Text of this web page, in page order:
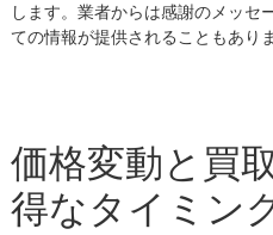
します。業者からは感謝のメッセ
ての情報が提供されることもありま
価格変動と買
得なタイミン